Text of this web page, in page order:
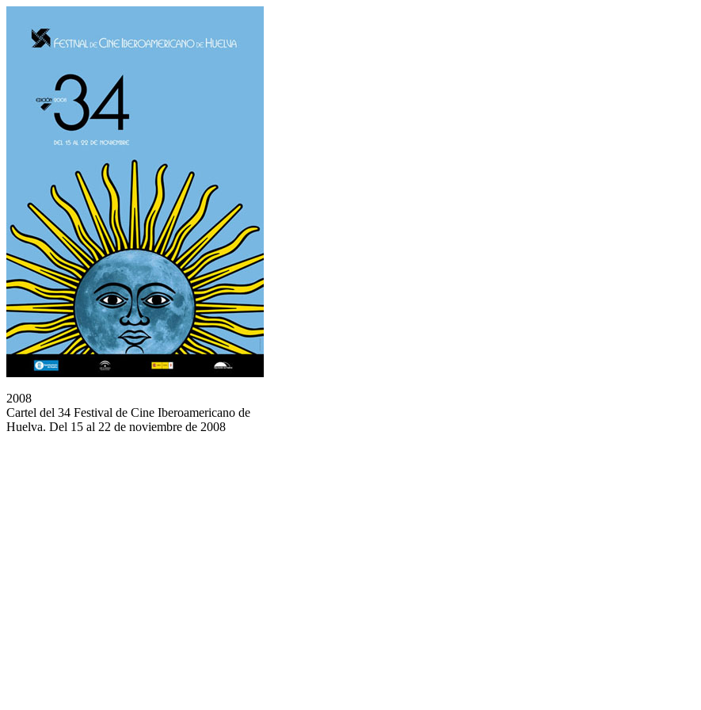
2008
Cartel del 34 Festival de Cine Iberoamericano de
Huelva. Del 15 al 22 de noviembre de 2008